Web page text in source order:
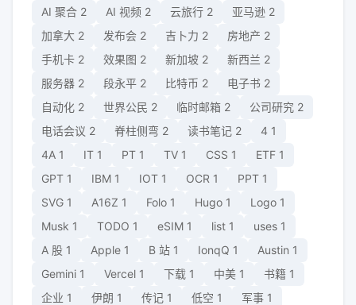
AI 聚合 2 AI 视频 2 云旅行 2 亚马逊 2
加拿大 2 发布会 2 吉卜力 2 房地产 2
手机卡 2 效果图 2 新加坡 2 新西兰 2
服务器 2 段永平 2 比特币 2 电子书 2
自动化 2 世界公民 2 临时邮箱 2 公司研究 2
电话会议 2 脊柱侧弯 2 读书笔记 2 4 1
4A 1 IT 1 PT 1 TV 1 CSS 1 ETF 1
GPT 1 IBM 1 IOT 1 OCR 1 PPT 1
SVG 1 A16Z 1 Folo 1 Hugo 1 Logo 1
Musk 1 TODO 1 eSIM 1 list 1 uses 1
A 股 1 Apple 1 B 站 1 IonqQ 1 Austin 1
Gemini 1 Vercel 1 下载 1 中美 1 书籍 1
企业 1 伊朗 1 传记 1 低空 1 军事 1